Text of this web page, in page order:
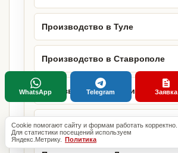
Производство в Туле
Производство в Ставрополе
Производство в Сочи
Производство в Белгороде
Cookie помогают сайту и формам работать корректно.
Для статистики посещений используем
Яндекс.Метрику. Политика
WhatsApp Telegram Заявка